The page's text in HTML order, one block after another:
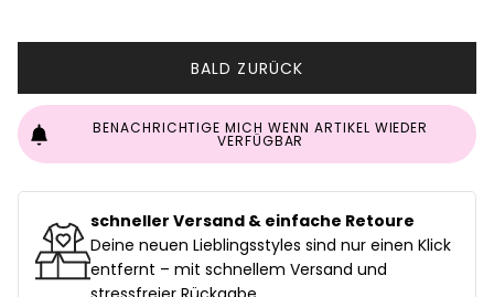
BALD ZURÜCK
BENACHRICHTIGE MICH WENN ARTIKEL WIEDER
VERFÜGBAR
schneller Versand & einfache Retoure
Deine neuen Lieblingsstyles sind nur einen Klick
entfernt – mit schnellem Versand und